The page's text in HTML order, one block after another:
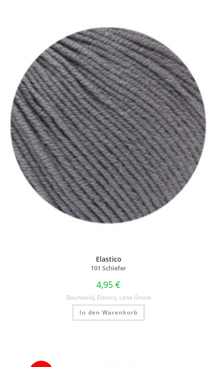
Elastico
101 Schiefer
4,95 €
Baumwolle, Elastico, Lana Grossa
In den Warenkorb